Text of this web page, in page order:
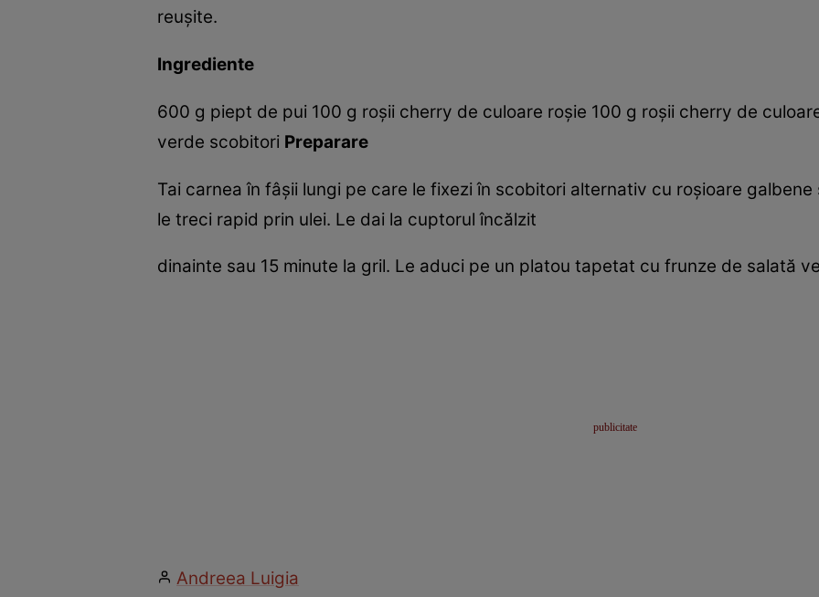
reuşite.
Ingrediente
600 g piept de pui 100 g roşii cherry de culoare roşie 100 g roşii cherry de
verde scobitori Preparare
Tai carnea în fâşii lungi pe care le fixezi în scobitori alternativ cu roşioare galbene
le treci rapid prin ulei. Le dai la cuptorul încălzit
dinainte sau 15 minute la gril. Le aduci pe un platou tapetat cu frunze de salată
Andreea Luigia